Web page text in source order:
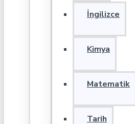
İngilizce
Kimya
Matematik
Tarih